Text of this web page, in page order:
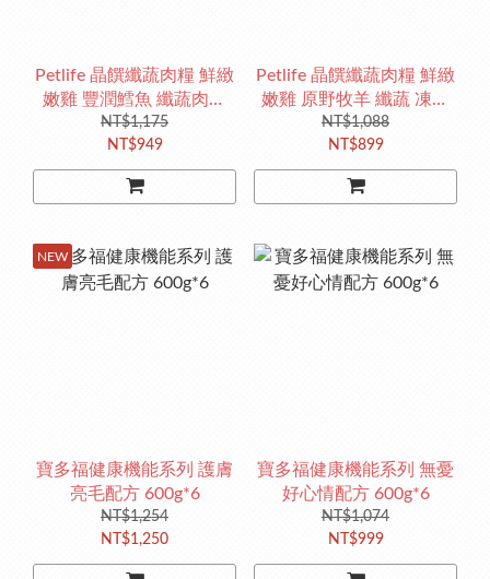
Petlife 晶饌纖蔬肉糧 鮮緻
嫩雞 豐潤鱈魚 纖蔬肉糧
（全齡貓） 1.5KG
NT$1,175
NT$949
Petlife 晶饌纖蔬肉糧 鮮緻
嫩雞 原野牧羊 纖蔬 凍乾
糧 （全齡犬） 1.5KG
NT$1,088
NT$899
NEW
寶多福健康機能系列 護膚
亮毛配方 600g*6
NT$1,254
NT$1,250
寶多福健康機能系列 無憂
好心情配方 600g*6
NT$1,074
NT$999